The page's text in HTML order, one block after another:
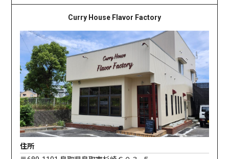
Curry House Flavor Factory
住所